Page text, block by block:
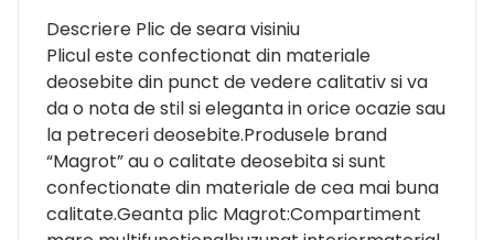
Descriere Plic de seara visiniu
Plicul este confectionat din materiale
deosebite din punct de vedere calitativ si va
da o nota de stil si eleganta in orice ocazie sau
la petreceri deosebite.Produsele brand
“Magrot” au o calitate deosebita si sunt
confectionate din materiale de cea mai buna
calitate.Geanta plic Magrot:Compartiment